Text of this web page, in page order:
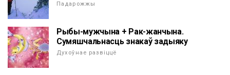
Падарожжы
Рыбы-мужчына + Рак-жанчына.
Сумяшчальнасць знакаў задыяку
Духоўнае развіццё